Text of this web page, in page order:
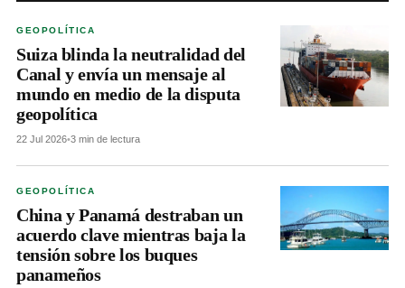
GEOPOLÍTICA
Suiza blinda la neutralidad del
Canal y envía un mensaje al
mundo en medio de la disputa
geopolítica
22 Jul 2026•3 min de lectura
GEOPOLÍTICA
China y Panamá destraban un
acuerdo clave mientras baja la
tensión sobre los buques
panameños